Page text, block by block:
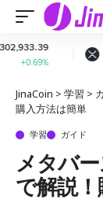
JinaCoin > 学習 >
購入方法は簡単
学習 ガイド
メタバ
で解説